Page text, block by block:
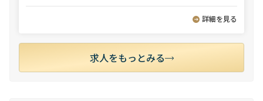
詳細を見る
求人をもっとみる